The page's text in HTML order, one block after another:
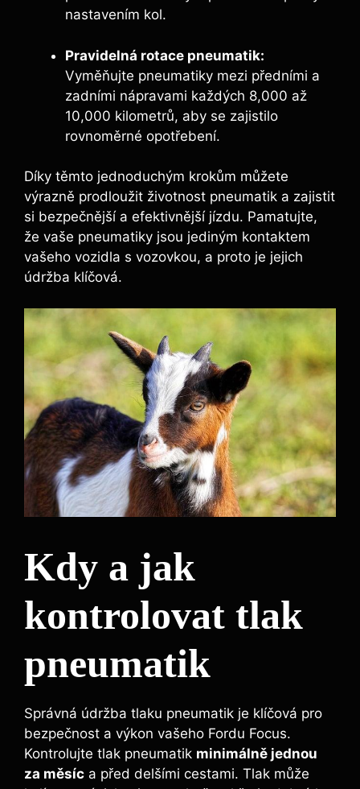
nastavením kol.
Pravidelná rotace pneumatik:
Vyměňujte pneumatiky mezi předními a
zadními nápravami každých 8,000 až
10,000 kilometrů, aby se zajistilo
rovnoměrné opotřebení.
Díky těmto jednoduchým krokům můžete
výrazně prodloužit životnost pneumatik a zajistit
si bezpečnější a efektivnější jízdu. Pamatujte,
že vaše pneumatiky jsou jediným kontaktem
vašeho vozidla s vozovkou, a proto je jejich
údržba klíčová.
Kdy a jak
kontrolovat tlak
pneumatik
Správná údržba tlaku pneumatik je klíčová pro
bezpečnost a výkon vašeho Fordu Focus.
Kontrolujte tlak pneumatik minimálně jednou
za měsíc a před delšími cestami. Tlak může